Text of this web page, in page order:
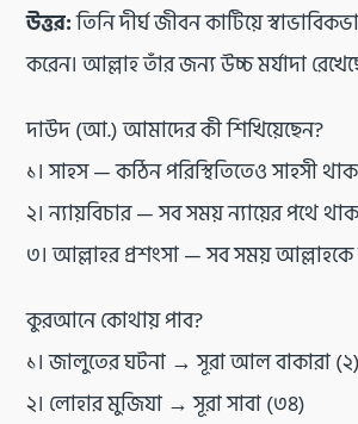
উত্তর:তিনি দীর্ঘ জীবন কাটিয়ে
করেন। আল্লাহ তাঁর জন্য উচ্চ মর্যাদা
দাউদ (আ.) আমাদের কী শিখিয়েছেন?
১। সাহস — কঠিন পরিস্থিতিতেও সাহসী
২। ন্যায়বিচার — সব সময় ন্যায়ের পথে
৩। আল্লাহর প্রশংসা — সব সময় আল্লাহকে
কুরআনে কোথায় পাব?
১। জালুতের ঘটনা → সূরা আল বাকারা (২)
২। লোহার মুজিযা → সূরা সাবা (৩৪)